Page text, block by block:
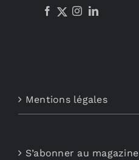
Mentions légales
S’abonner au magazine